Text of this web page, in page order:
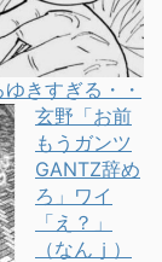
きすぎる・・
玄野「お前
もうガンツ
GANTZ辞め
ろ」ワイ
「え？」
（なんｊ）